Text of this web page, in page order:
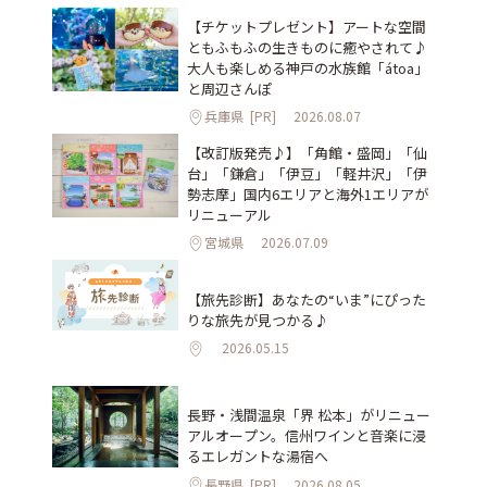
【チケットプレゼント】アートな空間
ともふもふの生きものに癒やされて♪
大人も楽しめる神戸の水族館「átoa」
と周辺さんぽ
兵庫県 [PR] 2026.08.07
【改訂版発売♪】「角館・盛岡」「仙
台」「鎌倉」「伊豆」「軽井沢」「伊
勢志摩」国内6エリアと海外1エリアが
リニューアル
宮城県 2026.07.09
【旅先診断】あなたの“いま”にぴった
りな旅先が見つかる♪
2026.05.15
長野・浅間温泉「界 松本」がリニュー
アルオープン。信州ワインと音楽に浸
るエレガントな湯宿へ